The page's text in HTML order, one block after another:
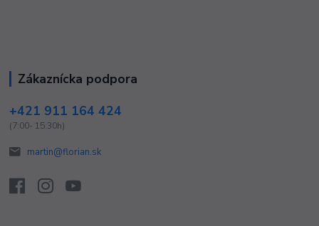
Zákaznícka podpora
+421 911 164 424
(7:00- 15:30h)
martin@florian.sk